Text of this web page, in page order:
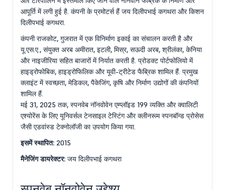
आपूर्ति में लगी हुई है. कंपनी के प्रमोटर्स हैं जय दिलीपभाई कगथरा और किशन
दिलीपभाई कगथरा.
कंपनी राजकोट, गुजरात में एक विनिर्माण इकाई का संचालन करती है और
यू.एस.ए., संयुक्त अरब अमीरात, इटली, मिस्र, सऊदी अरब, श्रीलंका, केनिया
और नाइजीरिया सहित बाजारों में निर्यात करती है. प्रोडक्ट पोर्टफोलियो में
हाइड्रोफोबिक, हाइड्रोफिलिक और यूवी-ट्रीटेड फैब्रिक शामिल हैं. प्रमुख
क्लाइंट में स्वच्छता, मेडिकल, पैकेजिंग, कृषि और निर्माण उद्योगों की कंपनियों
शामिल हैं.
मई 31, 2025 तक, स्पनवेब नॉनवोवेन एम्प्लॉइड 199 व्यक्ति और क्वालिटी
एश्योरेंस के लिए यूनिवर्सल टेनसाइल टेस्टिंग और क्लीनरूम स्पनबॉन्ड प्रोसेस
जैसी एडवांस्ड टेक्नोलॉजी का उपयोग किया गया.
इसमें स्थापित: 2015
मैनेजिंग डायरेक्टर: जय दिलीपभाई कगथरा